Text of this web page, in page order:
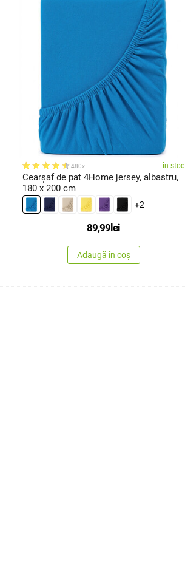
480x în stoc
Cearşaf de pat 4Home jersey, albastru,
180 x 200 cm
+2
89,99lei
Adaugă în coș